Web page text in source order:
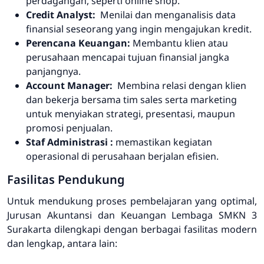
Credit Analyst: Menilai dan menganalisis data
finansial seseorang yang ingin mengajukan kredit.
Perencana Keuangan: Membantu klien atau
perusahaan mencapai tujuan finansial jangka
panjangnya.
Account Manager: Membina relasi dengan klien
dan bekerja bersama tim sales serta marketing
untuk menyiakan strategi, presentasi, maupun
promosi penjualan.
Staf Administrasi : memastikan kegiatan
operasional di perusahaan berjalan efisien.
Fasilitas Pendukung
Untuk mendukung proses pembelajaran yang optimal,
Jurusan Akuntansi dan Keuangan Lembaga SMKN 3
Surakarta dilengkapi dengan berbagai fasilitas modern
dan lengkap, antara lain: